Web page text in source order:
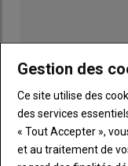
Sous-
TITRE
Gestion des
Ce site utilise des
des services
« Tout Accepter »,
et au traitement de